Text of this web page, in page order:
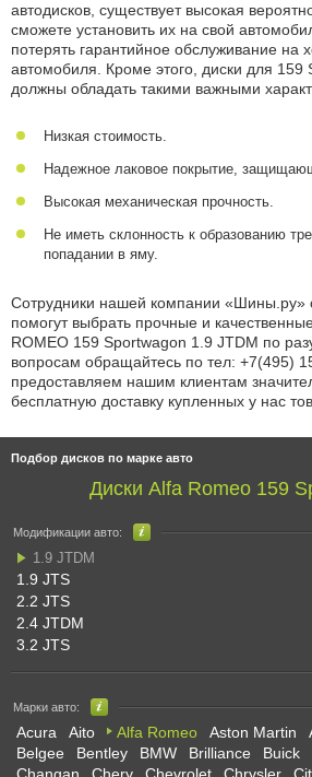
Подбор дисков по марке авто
Диски Alfa Romeo 159
Модификации авто:
1.9 JTDM
1.9 JTS
2.2 JTS
2.4 JTDM
3.2 JTS
Марки авто:
Acura Aito Alfa Romeo Aston Martin
Belgee
Bentley BMW Brilliance Buick
автодисков, существует высокая
сможете установить их на свой
потерять гарантийное обслуживание на
автомобиля. Кроме этого, диски для 159
должны обладать такими важными
Низкая стоимость.
Надежное лаковое покрытие,
Высокая механическая прочность.
Не иметь склонность к образованию
попадании в яму.
Сотрудники нашей компании «Шины.ру»
помогут выбрать прочные и
ROMEO 159 Sportwagon 1.9 JTDM по
вопросам обращайтесь по тел: +7(495)
предоставляем нашим клиентам
бесплатную доставку купленных у нас